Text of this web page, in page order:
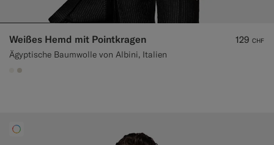
Weißes Hemd mit Pointkragen
Ägyptische Baumwolle von Albini, Italien
129 CHF
#F1EFE8
#D7D1C3